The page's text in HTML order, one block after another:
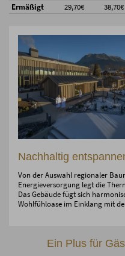
Ermäßigt
29,70€ 38,70€
Nachhaltig
Von der Auswahl regionaler
Energieversorgung legt die
Das Gebäude fügt sich
Wohlfühloase im Einklang mit
Ein Plus für